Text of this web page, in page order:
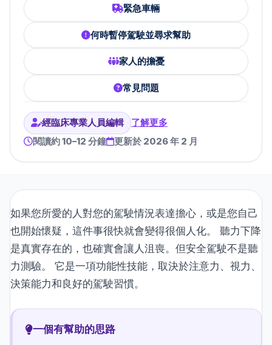
緊急車輛
何時暫停駕駛並尋求幫助
家人的擔憂
常見問題
經臨床專業人員編輯
了解更多
閱讀約 10–12 分鐘
更新於 2026 年 2 月
如果您所愛的人對您的駕駛情況表達擔心，或是您自己
也開始懷疑，這件事很快就會變得很個人化。 聽力下降
是真實存在的，也確實會讓人沮喪。但安全駕駛不是聽
力測驗。 它是一項功能性技能，取決於注意力、視力、
決策能力和良好的駕駛習慣。
一個有幫助的思路